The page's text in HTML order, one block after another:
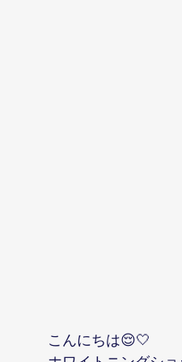
こんにちは😌🤍